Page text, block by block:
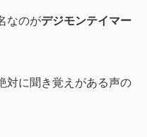
なのがデジモンテイマー
対に聞き覚えがある声の